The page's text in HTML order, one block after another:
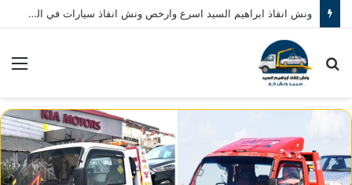
ونش انقاذ ابراهيم السيد اسرع وارخص ونش انقاذ سيارات في المنصورة نصلك في خلال 10 دقائق بحد اقصي اتصل بنا الان 01080793999
بحث